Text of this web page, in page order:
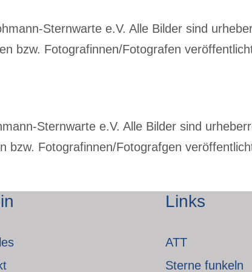
Sternwarte e.V. Alle Bilder sind
bzw. Fotografinnen/Fotografen
Sternwarte e.V. Alle Bilder sind
bzw. Fotografinnen/Fotografgen
Links
ATT
Sterne funkeln